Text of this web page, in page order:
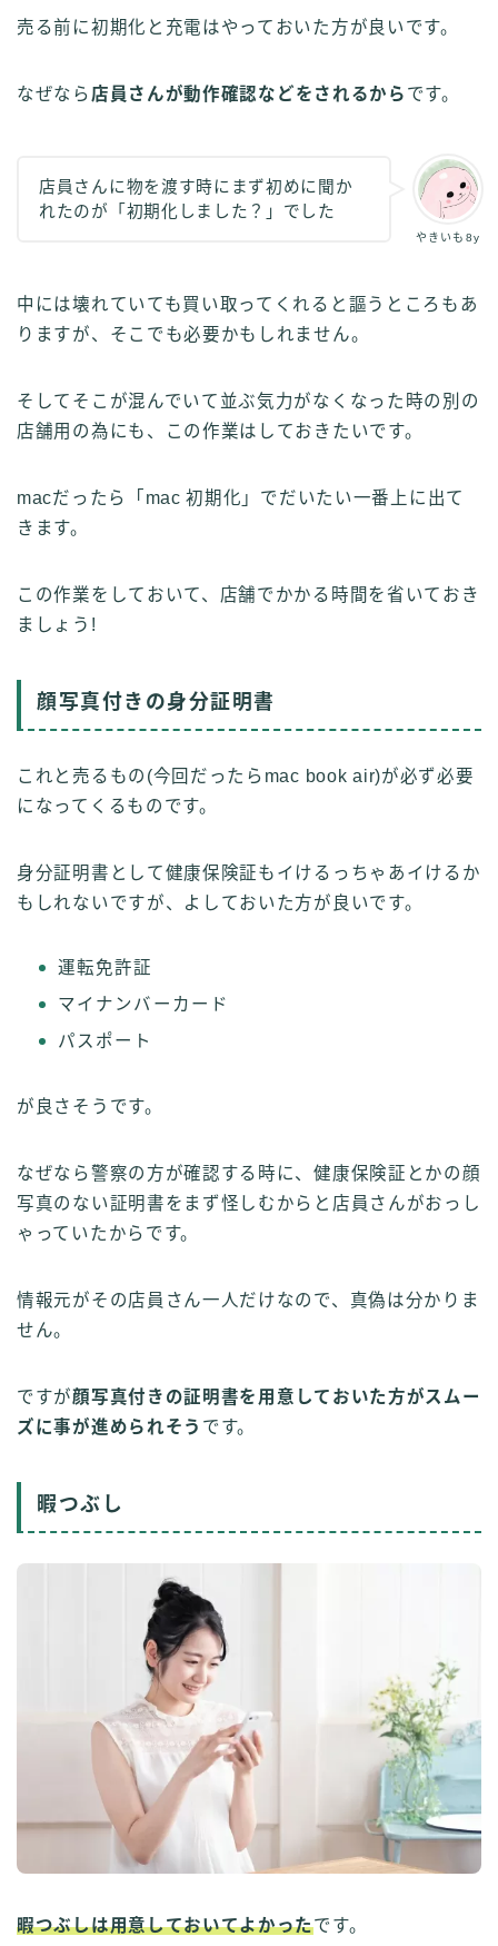
Follow Me ブログ更新の励みになります！
売る前に初期化と充電はやっておいた方が良いです。
なぜなら 店員さんが動作確認などをされるから です。
やきいも8y
店員さんに物を渡す時にまず初めに聞か
れたのが「初期化しました？」でした
中には壊れていても買い取ってくれると謳うところもあ
りますが、そこでも必要かもしれません。
そしてそこが混んでいて並ぶ気力がなくなった時の別の
店舗用の為にも、この作業はしておきたいです。
macだったら「mac 初期化」でだいたい一番上に出て
きます。
この作業をしておいて、店舗でかかる時間を省いておき
ましょう!
顔写真付きの身分証明書
これと売るもの(今回だったらmac book air)が必ず必要
になってくるものです。
身分証明書として健康保険証もイけるっちゃあイけるか
もしれないですが、よしておいた方が良いです。
運転免許証
マイナンバーカード
パスポート
が良さそうです。
なぜなら警察の方が確認する時に、健康保険証とかの顔
写真のない証明書をまず怪しむからと店員さんがおっし
ゃっていたからです。
情報元がその店員さん一人だけなので、真偽は分かりま
せん。
ですが顔写真付きの証明書を用意しておいた方がスムー
ズに事が進められそう です。
暇つぶし
暇つぶしは用意しておいてよかったです。